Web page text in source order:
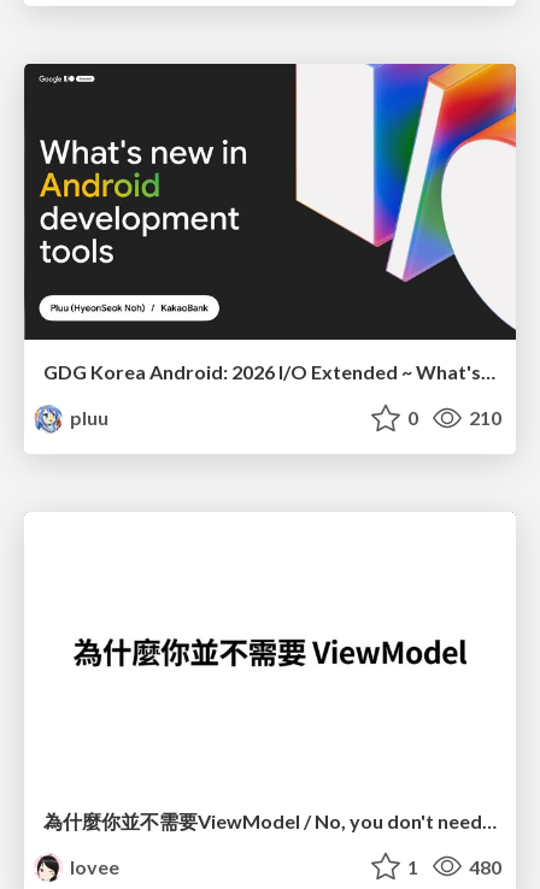
GDG Korea Android: 2026 I/O Extended ~ What's new in Android development tools
pluu
0 210
lovee
1 480